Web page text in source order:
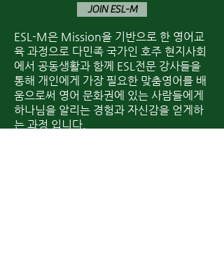
JOIN ESL-M
ESL-M은 Mission을 기반으로 한 영어교
육 과정으로 다민족 국가인 호주 현지사회
에서 공동생활과 함께 ESL전문 강사들을
통해 개인에게 가장 필요한 맞춤영어를 배
움으로써 영어 문화권에 있는 사람들에게
하나님을 알리는 경험과 자신감을 얻게하
는 과정 입니다.